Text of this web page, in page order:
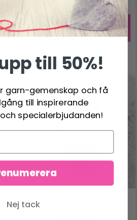
82.95 SEK 103.00 SEK
Erbjudandet upphör
12/08/2026
Se produkt
-19%
till 50%!
garn-gemenskap och få
till inspirerande
specialerbjudanden!
Nej tack